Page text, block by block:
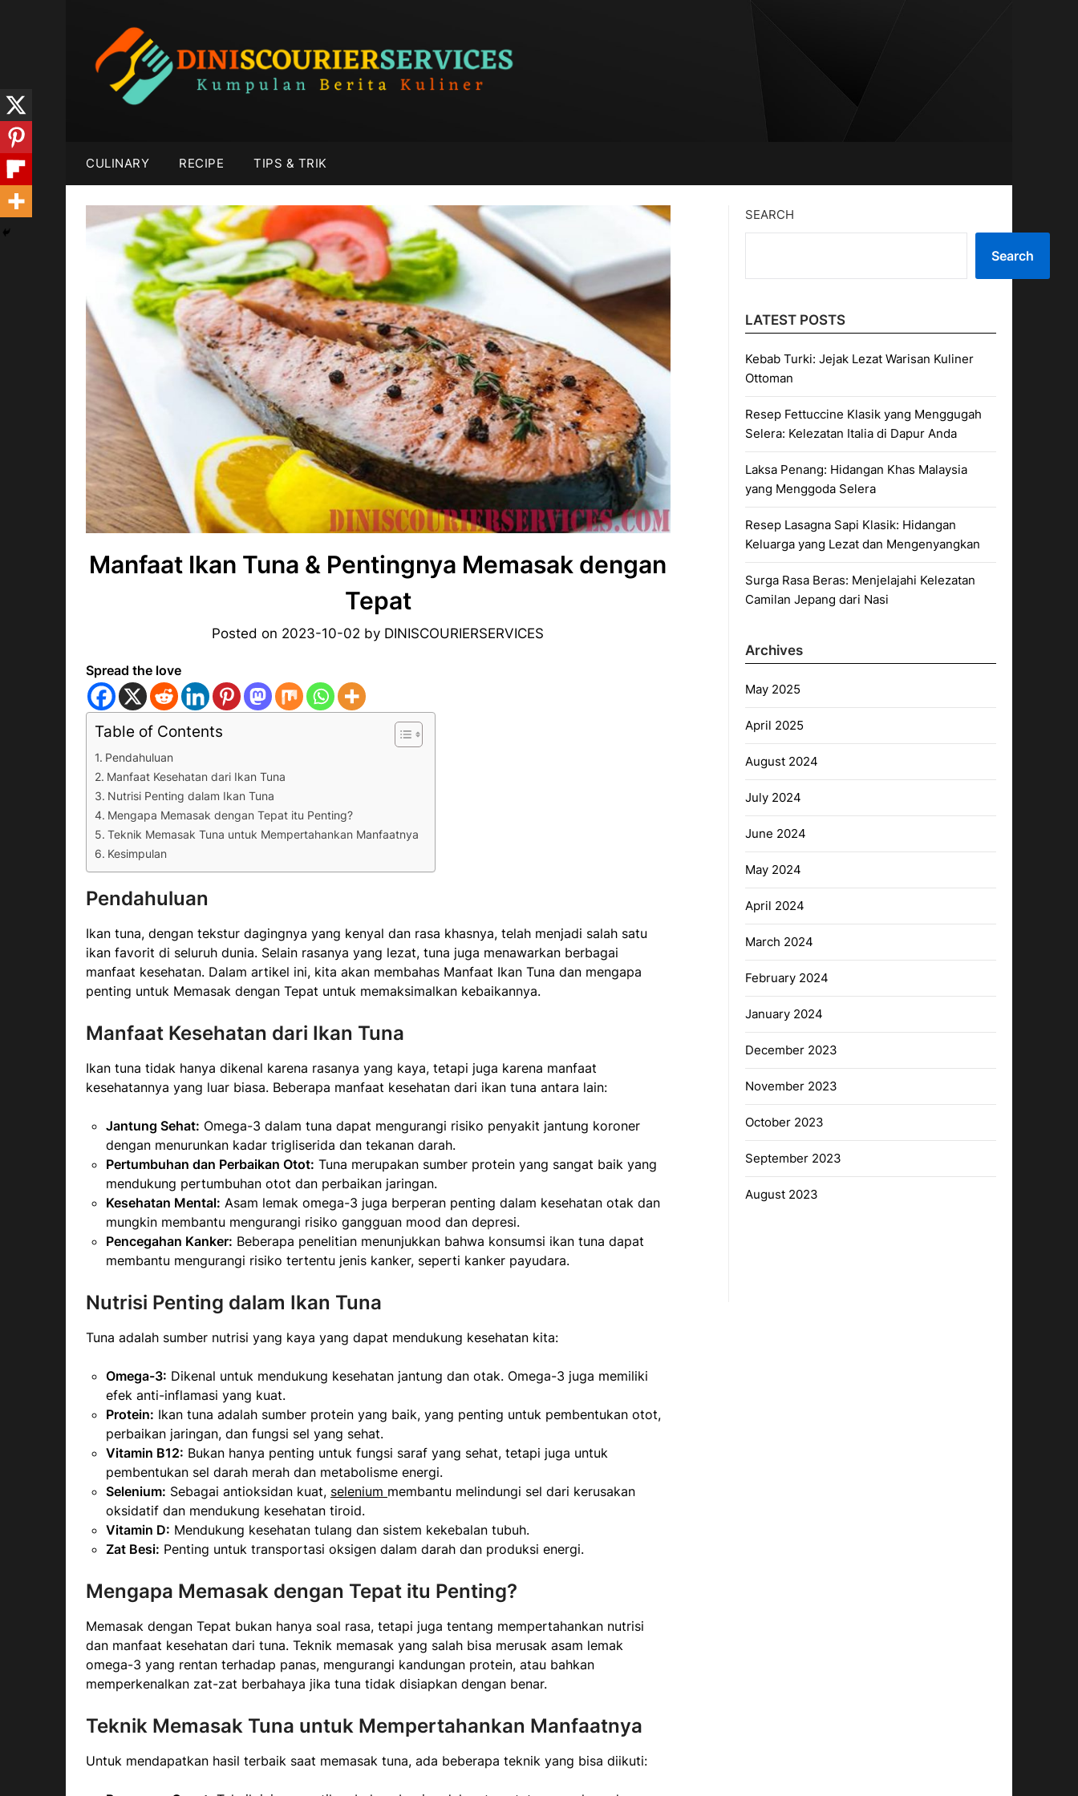
CULINARY RECIPE TIPS & TRIK
Manfaat Ikan Tuna & Pentingnya Memasak dengan
Tepat
Posted on 2023-10-02 by DINISCOURIERSERVICES
Spread the love
Table of Contents
Pendahuluan
Manfaat Kesehatan dari Ikan Tuna
Nutrisi Penting dalam Ikan Tuna
Mengapa Memasak dengan Tepat itu Penting?
Teknik Memasak Tuna untuk Mempertahankan Manfaatnya
Kesimpulan
Pendahuluan
Ikan tuna, dengan tekstur dagingnya yang kenyal dan rasa khasnya, telah menjadi salah satu
ikan favorit di seluruh dunia. Selain rasanya yang lezat, tuna juga menawarkan berbagai
manfaat kesehatan. Dalam artikel ini, kita akan membahas Manfaat Ikan Tuna dan mengapa
penting untuk Memasak dengan Tepat untuk memaksimalkan kebaikannya.
Manfaat Kesehatan dari Ikan Tuna
Ikan tuna tidak hanya dikenal karena rasanya yang kaya, tetapi juga karena manfaat
kesehatannya yang luar biasa. Beberapa manfaat kesehatan dari ikan tuna antara lain:
Jantung Sehat: Omega-3 dalam tuna dapat mengurangi risiko penyakit jantung koroner
dengan menurunkan kadar trigliserida dan tekanan darah.
Pertumbuhan dan Perbaikan Otot: Tuna merupakan sumber protein yang sangat baik yang
mendukung pertumbuhan otot dan perbaikan jaringan.
Kesehatan Mental: Asam lemak omega-3 juga berperan penting dalam kesehatan otak dan
mungkin membantu mengurangi risiko gangguan mood dan depresi.
Pencegahan Kanker: Beberapa penelitian menunjukkan bahwa konsumsi ikan tuna dapat
membantu mengurangi risiko tertentu jenis kanker, seperti kanker payudara.
Nutrisi Penting dalam Ikan Tuna
Tuna adalah sumber nutrisi yang kaya yang dapat mendukung kesehatan kita:
Omega-3: Dikenal untuk mendukung kesehatan jantung dan otak. Omega-3 juga memiliki
efek anti-inflamasi yang kuat.
Protein: Ikan tuna adalah sumber protein yang baik, yang penting untuk pembentukan otot,
perbaikan jaringan, dan fungsi sel yang sehat.
Vitamin B12: Bukan hanya penting untuk fungsi saraf yang sehat, tetapi juga untuk
pembentukan sel darah merah dan metabolisme energi.
Selenium: Sebagai antioksidan kuat, selenium membantu melindungi sel dari kerusakan
oksidatif dan mendukung kesehatan tiroid.
Vitamin D: Mendukung kesehatan tulang dan sistem kekebalan tubuh.
Zat Besi: Penting untuk transportasi oksigen dalam darah dan produksi energi.
Mengapa Memasak dengan Tepat itu Penting?
Memasak dengan Tepat bukan hanya soal rasa, tetapi juga tentang mempertahankan nutrisi
dan manfaat kesehatan dari tuna. Teknik memasak yang salah bisa merusak asam lemak
omega-3 yang rentan terhadap panas, mengurangi kandungan protein, atau bahkan
memperkenalkan zat-zat berbahaya jika tuna tidak disiapkan dengan benar.
Teknik Memasak Tuna untuk Mempertahankan Manfaatnya
Untuk mendapatkan hasil terbaik saat memasak tuna, ada beberapa teknik yang bisa diikuti:
SEARCH
Search
LATEST POSTS
Kebab Turki: Jejak Lezat Warisan Kuliner
Ottoman
Resep Fettuccine Klasik yang Menggugah
Selera: Kelezatan Italia di Dapur Anda
Laksa Penang: Hidangan Khas Malaysia
yang Menggoda Selera
Resep Lasagna Sapi Klasik: Hidangan
Keluarga yang Lezat dan Mengenyangkan
Surga Rasa Beras: Menjelajahi Kelezatan
Camilan Jepang dari Nasi
Archives
May 2025
April 2025
August 2024
July 2024
June 2024
May 2024
April 2024
March 2024
February 2024
January 2024
December 2023
November 2023
October 2023
September 2023
August 2023